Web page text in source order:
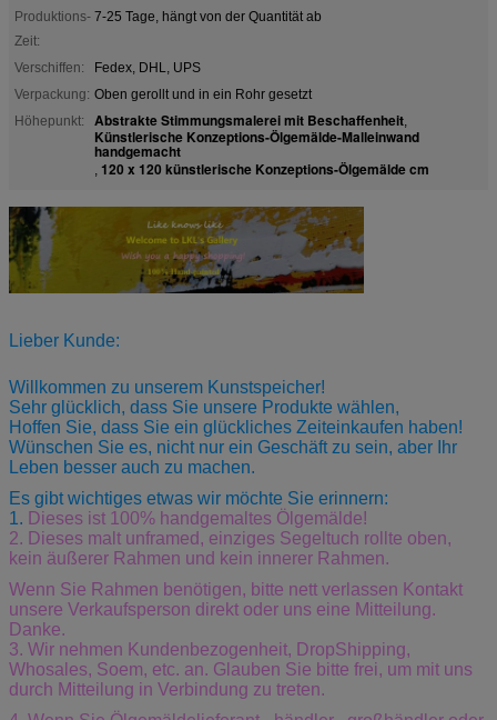
Produktions-
Zeit:
7-25 Tage, hängt von der Quantität ab
Verschiffen:
Fedex, DHL, UPS
Verpackung: Oben gerollt und in ein Rohr gesetzt
Höhepunkt:
Abstrakte Stimmungsmalerei mit Beschaffenheit,
Künstlerische Konzeptions-Ölgemälde-Malleinwand
handgemacht
, 120 x 120 künstlerische Konzeptions-Ölgemälde cm
Lieber Kunde:
Willkommen zu unserem Kunstspeicher!
Sehr glücklich, dass Sie unsere Produkte wählen,
Hoffen Sie, dass Sie ein glückliches Zeiteinkaufen haben!
Wünschen Sie es, nicht nur ein Geschäft zu sein, aber Ihr
Leben besser auch zu machen.
Es gibt wichtiges etwas wir möchte Sie erinnern:
1. Dieses ist 100% handgemaltes Ölgemälde!
2. Dieses malt unframed, einziges Segeltuch rollte oben,
kein äußerer Rahmen und kein innerer Rahmen.
Wenn Sie Rahmen benötigen, bitte nett verlassen Kontakt
unsere Verkaufsperson direkt oder uns eine Mitteilung.
Danke.
3. Wir nehmen Kundenbezogenheit, DropShipping,
Whosales, Soem, etc. an. Glauben Sie bitte frei, um mit uns
durch Mitteilung in Verbindung zu treten.